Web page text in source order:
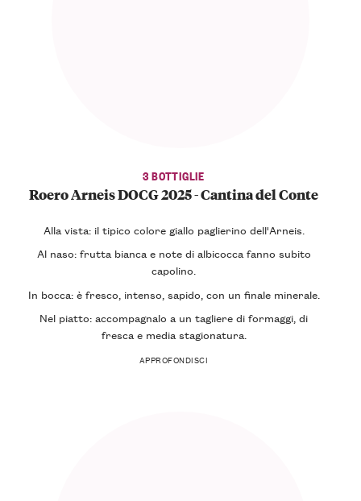
3 BOTTIGLIE
Roero Arneis DOCG 2025 - Cantina del Conte
Alla vista: il tipico colore giallo paglierino dell'Arneis.
Al naso: frutta bianca e note di albicocca fanno subito
capolino.
In bocca: è fresco, intenso, sapido, con un finale minerale.
Nel piatto: accompagnalo a un tagliere di formaggi, di
fresca e media stagionatura.
APPROFONDISCI